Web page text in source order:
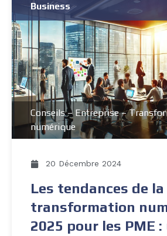
Business
Conseils–Entreprise–
numérique
20 Décembre 2024
Les tendances de la
transformation
2025 pour les PME